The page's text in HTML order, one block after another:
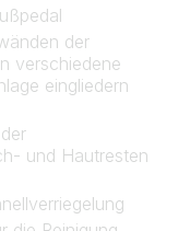
der
verschiedene
eingliedern
und Hautresten